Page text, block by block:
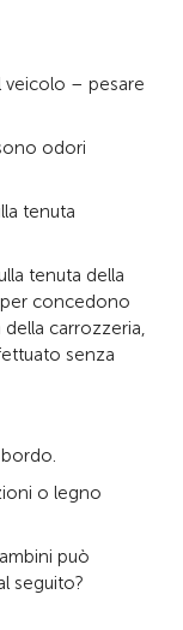
veicolo – pesare
odori
tenuta
tenuta della
concedono
della carrozzeria,
senza
o legno
può
seguito?